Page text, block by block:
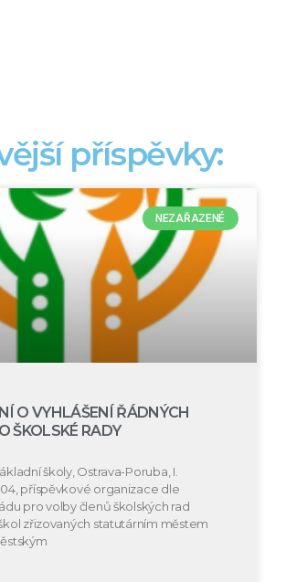
příspěvky:
NEZAŘAZENÉ
O VYHLÁŠENÍ ŘÁDNÝCH
ŠKOLSKÉ RADY
školy, Ostrava-Poruba, I.
příspěvkové organizace dle
pro volby členů školských rad
zřizovaných statutárním městem